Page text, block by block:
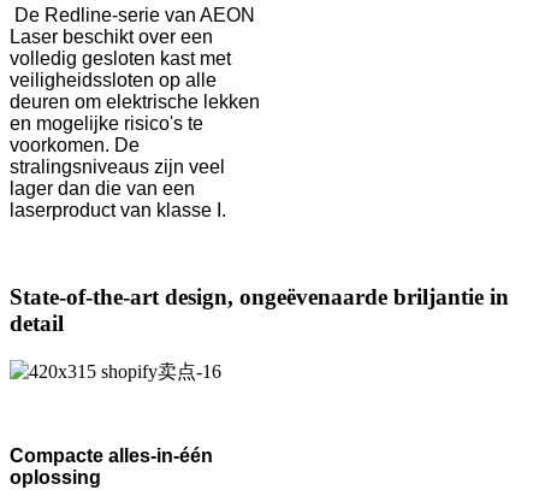
De Redline-serie van AEON
Laser beschikt over een
volledig gesloten kast met
veiligheidssloten op alle
deuren om elektrische lekken
en mogelijke risico's te
voorkomen. De
stralingsniveaus zijn veel
lager dan die van een
laserproduct van klasse I.
State-of-the-art design, ongeëvenaarde briljantie in
detail
Compacte alles-in-één
oplossing